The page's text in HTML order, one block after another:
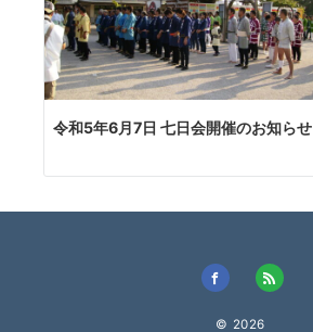
令和5年6月7日 七日会開催のお知らせ
© 2026